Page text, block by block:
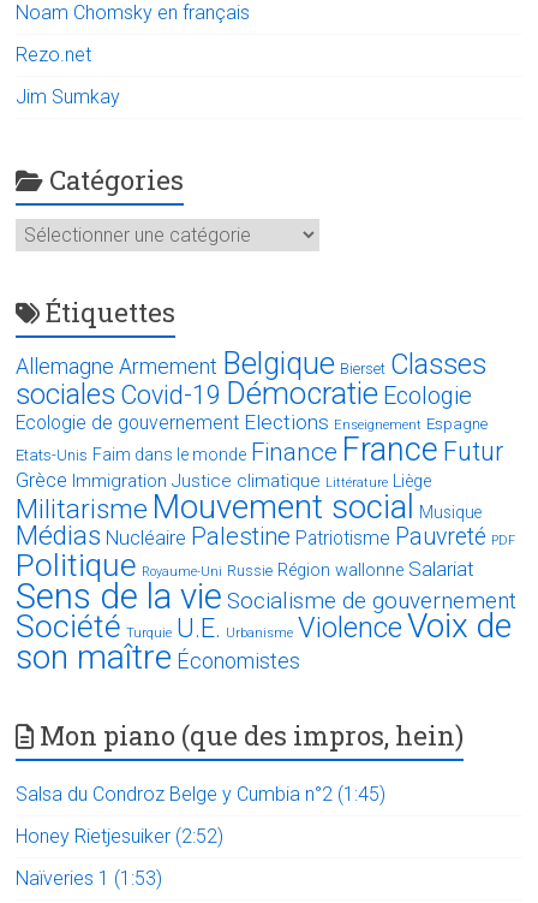
Noam Chomsky en français
Rezo.net
Jim Sumkay
Catégories
Catégories
Étiquettes
Allemagne Armement Belgique Bierset Classes
sociales Covid-19 Démocratie Ecologie
Ecologie de gouvernement Elections Enseignement Espagne
Etats-Unis Faim dans le monde Finance France Futur
Grèce Immigration Justice climatique Littérature Liège
Militarisme Mouvement social Musique
Médias Nucléaire Palestine Patriotisme Pauvreté PDF
Politique Royaume-Uni Russie Région wallonne Salariat
Sens de la vie Socialisme de gouvernement
Société Turquie U.E. Urbanisme ViolenceVoix de
son maître Économistes
Mon piano (que des impros, hein)
Salsa du Condroz Belge y Cumbia n°2 (1:45)
Honey Rietjesuiker (2:52)
Naïveries 1 (1:53)